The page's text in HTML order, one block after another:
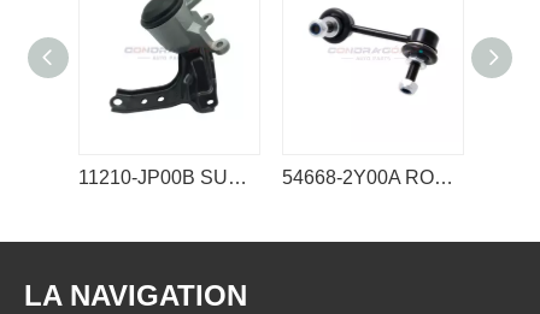
11210-JP00B SUPPORT MOTEUR NISSAN 54668-2Y00A ROTULE DE STABILISATEUR DE LIEN NISSAN
LA NAVIGATION